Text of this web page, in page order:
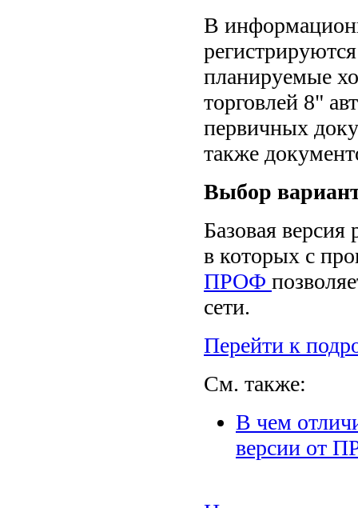
В
планируемые
торговлей 8"
первичных
также
Выбор
Базовая
в которых с
ПРОФ
сети.
Перейти к
См. также:
В чем
версии от